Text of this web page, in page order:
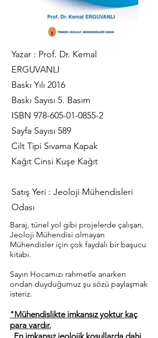
Yazar : Prof. Dr. Kemal
ERGUVANLI
Baskı Yılı 2016
Baskı Sayısı 5. Basım
ISBN 978-605-01-0855-2
Sayfa Sayısı 589
Cilt Tipi Sıvama Kapak
Kağıt Cinsi Kuşe Kağıt
Satış Yeri : Jeoloji Mühendisleri
Odası
Baraj, tünel yol gibi projelerde çalışan,
Jeoloji Mühendisi olmayan
Mühendisler için çok faydalı bir başucu
kitabı.
Sayın Hocamızı rahmetle anarken
ondan duyduğumuz şu sözü paylaşmak
isteriz.
"Mühendislikte imkansız yoktur kaç
para vardır.
En imkansız jeolojik koşullarda dahi